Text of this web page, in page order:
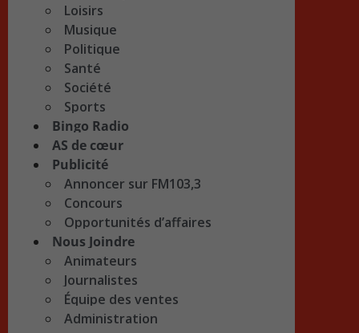
Loisirs
Musique
Politique
Santé
Société
Sports
Bingo Radio
AS de cœur
Publicité
Annoncer sur FM103,3
Concours
Opportunités d’affaires
Nous Joindre
Animateurs
Journalistes
Équipe des ventes
Administration